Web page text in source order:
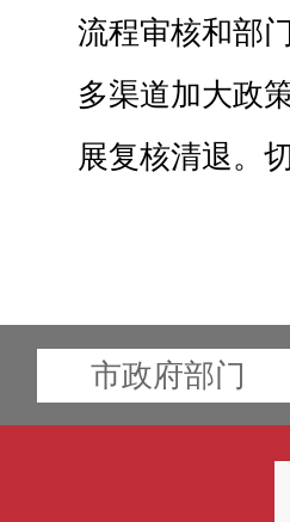
流程审核和部
多渠道加大政
展复核清退。
市政府部门